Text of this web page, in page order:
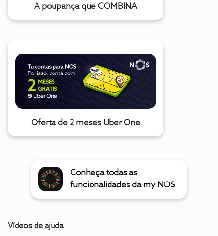
A poupança que COMBINA
Oferta de 2 meses Uber One
Conheça todas as
funcionalidades da my NOS
Vídeos de ajuda